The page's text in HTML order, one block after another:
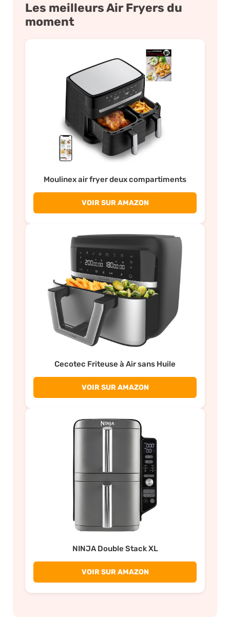
Les meilleurs Air Fryers du
moment
Moulinex air fryer deux compartiments
VOIR SUR AMAZON
Cecotec Friteuse à Air sans Huile
VOIR SUR AMAZON
NINJA Double Stack XL
VOIR SUR AMAZON